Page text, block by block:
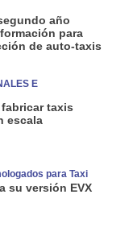
año
para
de auto-taxis
E
taxis
escala
para Taxi
su versión EVX